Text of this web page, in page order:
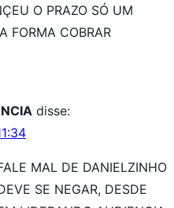
O PRAZO SÓ UM
FORMA COBRAR
disse:
MAL DE DANIELZINHO
SE NEGAR, DESDE